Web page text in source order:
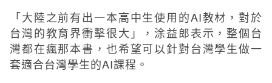
「大陸之前有出一本高中生使用的AI教材，對於
台灣的教育界衝擊很大」，涂益郎表示，整個台
灣都在瘋那本書，也希望可以針對台灣學生做一
套適合台灣學生的AI課程。